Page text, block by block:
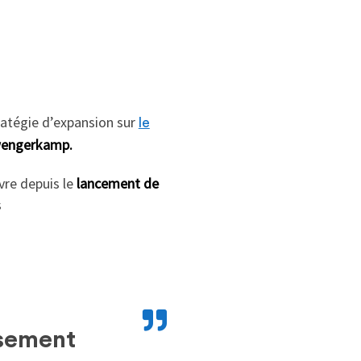
d’expansion sur le
depuis le lancement de